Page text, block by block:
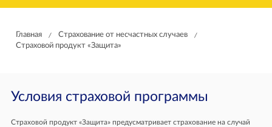
Главная / Страхование от несчастных случаев /
Страховой продукт «Защита»
Условия страховой программы
Страховой продукт «Защита» предусматривает страхование на случай